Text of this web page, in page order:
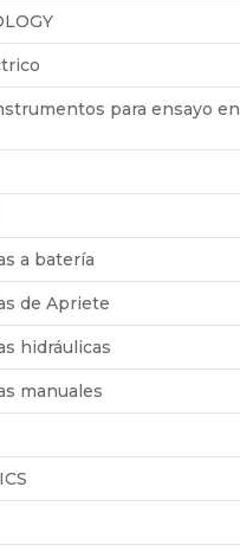
para ensayo en
a batería
de Apriete
hidráulicas
manuales